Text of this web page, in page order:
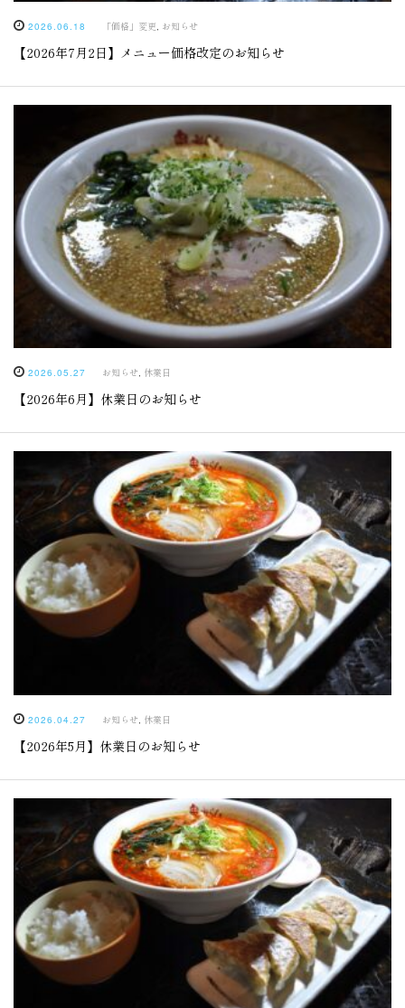
2026.06.18 「価格」変更 お知らせ
【2026年7月2日】メニュー価格改定のお知らせ
2026.05.27 お知らせ, 休業日
【2026年6月】休業日のお知らせ
2026.04.27 お知らせ, 休業日
【2026年5月】休業日のお知らせ